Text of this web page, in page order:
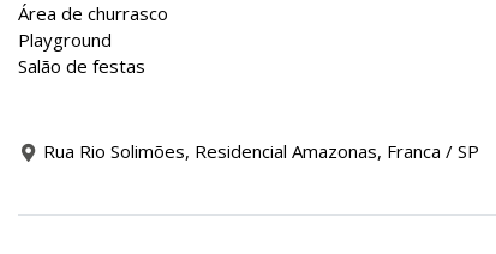
Área de churrasco
Playground
Salão de festas
Rua Rio Solimões, Residencial Amazonas, Franca / SP